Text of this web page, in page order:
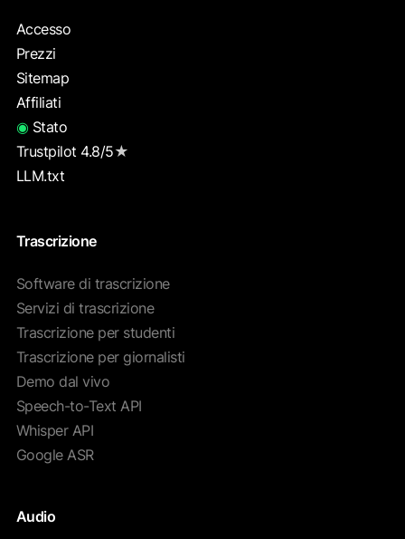
Accesso
Prezzi
Sitemap
Affiliati
◉ Stato
Trustpilot 4.8/5★
LLM.txt
Trascrizione
Software di trascrizione
Servizi di trascrizione
Trascrizione per studenti
Trascrizione per giornalisti
Demo dal vivo
Speech-to-Text API
Whisper API
Google ASR
Audio